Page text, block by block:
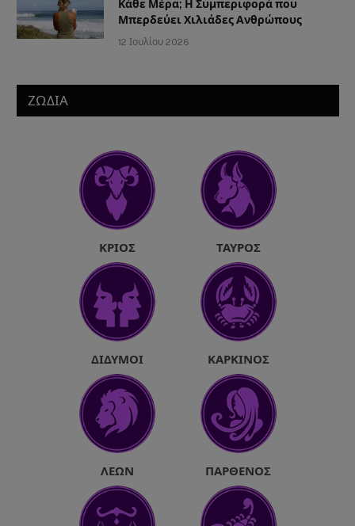
Κάθε Μέρα; Η Συμπεριφορά που
Μπερδεύει Χιλιάδες Ανθρώπους
12 Ιουλίου 2026
ΖΩΔΙΑ
ΚΡΙΌΣ ΤΑΎΡΟΣ
ΔΊΔΥΜΟΙ ΚΑΡΚΊΝΟΣ
ΛΈΩΝ ΠΑΡΘΈΝΟΣ